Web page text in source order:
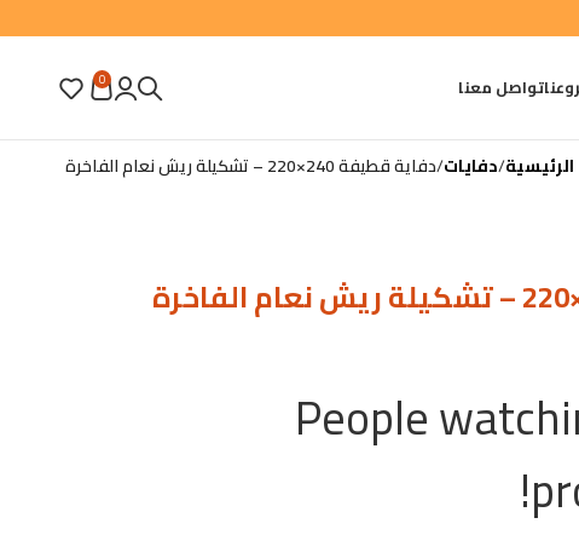
تواصل معنا 0
الرئيسية دفايات دفاية قطيفة 240×220 – تشكيلة ريش نعام الفاخرة
People